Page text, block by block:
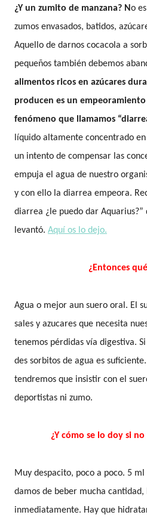
¿Y un zumito de manzana? No
zumos envasados, batidos,
Aquello de darnos cocacola a
pequeños también debemos
alimentos ricos en azúcares
producen es un
fenómeno que llamamos
líquido altamente concentrado
un intento de compensar las
empuja el agua de nuestro
y con ello la diarrea empeora.
diarrea ¿le puedo dar
levantó. Aquí os lo dejo.
¿Entonces
Agua o mejor aun suero oral. El
sales y azucares que necesita
tenemos pérdidas vía digestiva.
des sorbitos de agua es
tendremos que insistir con el
deportistas ni zumo.
¿Y cómo se lo doy si
Muy despacito, poco a poco. 5
damos de beber mucha
inmediatamente. Hay que